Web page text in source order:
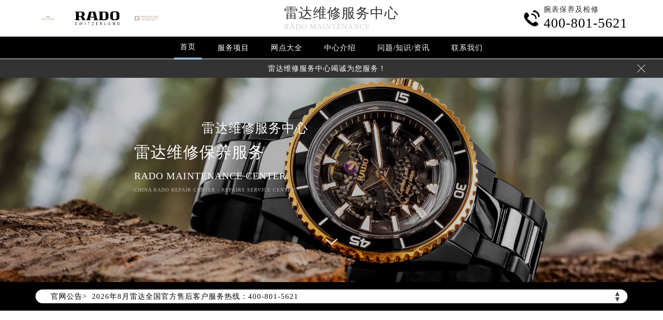
雷达维修服务中心
RADO MAINTENANCE

腕表保养及检修
400-801-5621
首页 服务项目 网点大全 中心介绍 问题/知识/资讯 联系我们
雷达维修服务中心竭诚为您服务！ 
雷达维修服务中心
雷达维修保养服务
RADO MAINTENANCE CENTER
CHINA RADO REPAIR CENTER - REPAIRS SERVICE CENTER
官网公告> ▲
▼
2026年8月雷达中国区售后服务网络优化升级公告
2026年8月雷达全国官方售后客户服务热线：400-801-5621
雷达官方全国统一服务热线400-801-5621，服务覆盖中国大陆、香港、澳门、台湾全部区域（非大陆需加拨“+86”）
2026年8月雷达售后服务中心最新网点地址：